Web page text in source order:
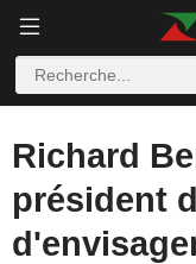
Richard
président